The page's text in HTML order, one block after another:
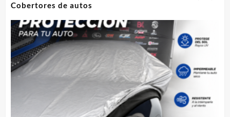
Cobertores de autos